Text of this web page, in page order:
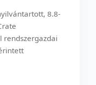
8.8-
rendszergazdai